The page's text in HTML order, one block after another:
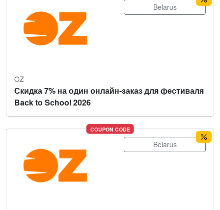
Belarus
OZ
Скидка 7% на один онлайн-заказ для фестиваля
Back to School 2026
COUPON CODE
Belarus